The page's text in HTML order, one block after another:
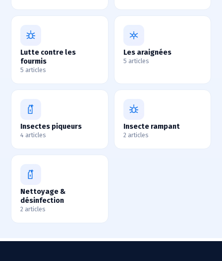
Lutte contre les
fourmis
5 articles
Les araignées
5 articles
Insectes piqueurs
4 articles
Insecte rampant
2 articles
Nettoyage &
désinfection
2 articles